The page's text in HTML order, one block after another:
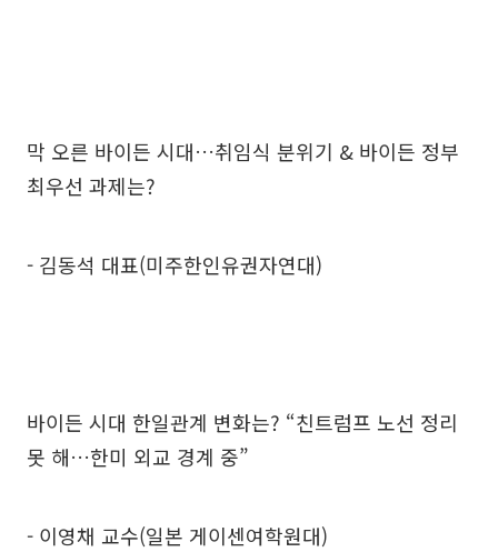
막 오른 바이든 시대…취임식 분위기 & 바이든 정부
최우선 과제는?
- 김동석 대표(미주한인유권자연대)
바이든 시대 한일관계 변화는? “친트럼프 노선 정리
못 해…한미 외교 경계 중”
- 이영채 교수(일본 게이센여학원대)